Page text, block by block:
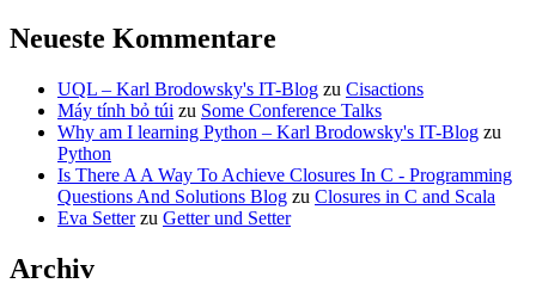
Neueste Kommentare
UQL – Karl Brodowsky's IT-Blog zu Cisactions
Máy tính bỏ túi zu Some Conference Talks
Why am I learning Python – Karl Brodowsky's IT-Blog zu
Python
Is There A A Way To Achieve Closures In C - Programming
Questions And Solutions Blog zu Closures in C and Scala
Eva Setterzu Getter und Setter
Archiv